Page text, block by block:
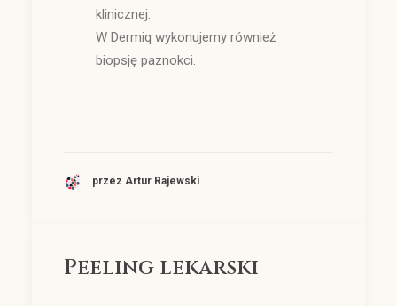
klinicznej.
W Dermiq wykonujemy również
biopsję paznokci.
przez Artur Rajewski
Peeling lekarski